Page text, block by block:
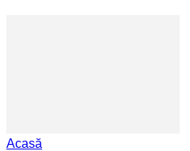
Acasă